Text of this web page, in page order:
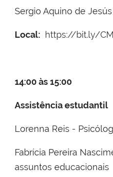
Sergio Aquino de Jesús
Local: https://bit.ly/
14:00 às 15:00
Assistência estudantil
Lorenna Reis -
Fabrícia Pereira
assuntos educacionais